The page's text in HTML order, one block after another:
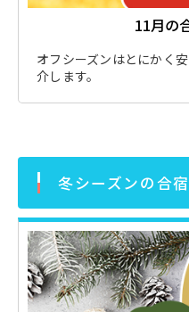
11月の
オフシーズンはとにかく
介します。
冬シーズンの合